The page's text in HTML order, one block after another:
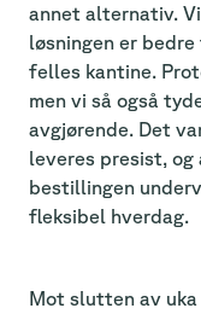
annet alternativ.
løsningen er
felles kantine.
men vi så også
avgjørende. Det
leveres presist,
bestillingen
fleksibel hverdag.
Mot slutten av